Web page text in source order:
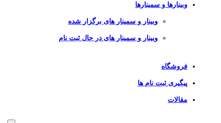
وبینارها و سمینارها
وبینار و سمینار های برگزار شده
وبینار و سمینار های در حال ثبت نام
فروشگاه
پیگیری ثبت نام ها
مقالات